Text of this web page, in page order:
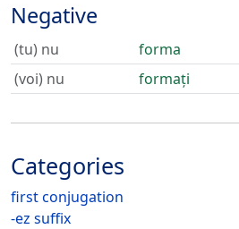
Negative
(tu) nu
forma
(voi) nu
formați
Categories
first conjugation
-ez suffix